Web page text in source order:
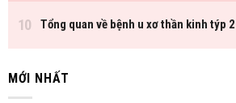
MỚI NHẤT